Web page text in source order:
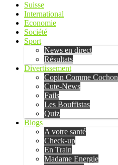
Suisse
International
Economie
Société
Sport
News en direct
Résultats
Divertissement
Copin Comme Cochon
Cute-News
Fails
Les Bouffistas
Quiz
Blogs
A votre santé
Check-up
En Train
Madame Energie